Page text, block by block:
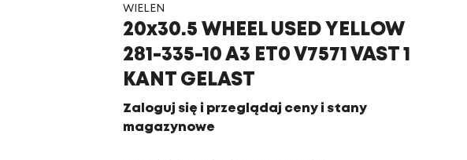
WIELEN
20x30.5 WHEEL USED YELLOW
281-335-10 A3 ET0 V7571 VAST 1
KANT GELAST
Zaloguj się i przeglądaj ceny i stany
magazynowe